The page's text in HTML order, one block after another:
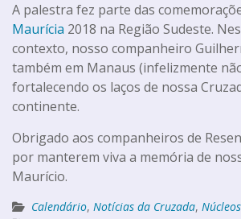
A palestra fez parte das
Maurícia 2018 na Região Sudeste.
contexto, nosso companheiro
também em Manaus (infelizmente
fortalecendo os laços de nossa
continente.
Obrigado aos companheiros de
por manterem viva a memória de
Maurício.
Calendário, Notícias da Cruzada, Núcleos